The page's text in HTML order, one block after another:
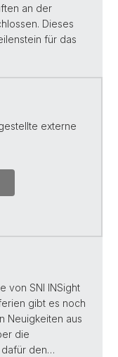
an der
Dieses
für das
externe
von SNI INSight
gibt es noch
Neuigkeiten aus
die
dafür den…